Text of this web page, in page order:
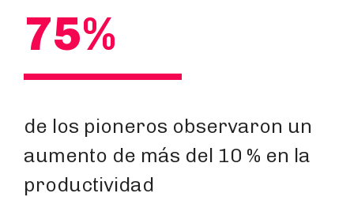
75%
de los pioneros observaron un
aumento de más del 10 % en la
productividad